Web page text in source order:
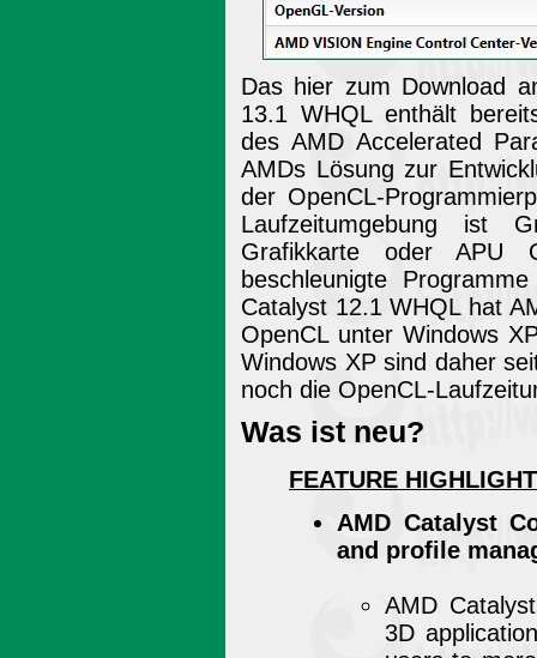
Das hier zum Download
13.1 WHQL enthält
des AMD Accelerated
AMDs Lösung zur
der OpenCL-
Laufzeitumgebung ist
Grafikkarte oder APU
beschleunigte
Catalyst 12.1 WHQL hat
OpenCL unter Windows
Windows XP sind daher
noch die OpenCL-
Was ist neu?
FEATURE
AMD Catalyst
and profile
AMD
3D